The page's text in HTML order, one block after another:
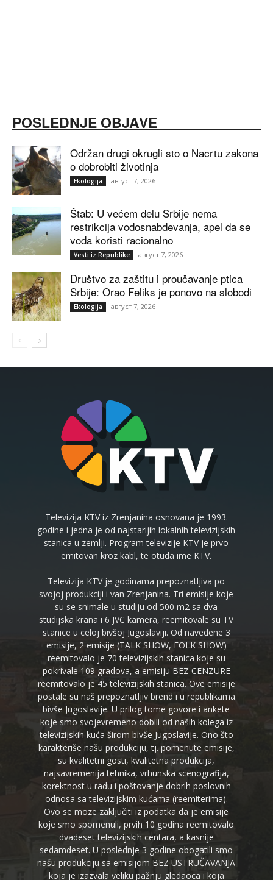
POSLEDNJE OBJAVE
Održan drugi okrugli sto o Nacrtu zakona
o dobrobiti životinja
Ekologija август 7, 2026
Štab: U većem delu Srbije nema
restrikcija vodosnabdevanja, apel da se
voda koristi racionalno
Vesti iz Republike август 7, 2026
Društvo za zaštitu i proučavanje ptica
Srbije: Orao Feliks je ponovo na slobodi
Ekologija август 7, 2026
Televizija KTV iz Zrenjanina osnovana je 1993.
godine i jedna je od najstarijih lokalnih televizijskih
stanica u zemlji. Program televizije KTV je prvo
emitovan kroz kabl, te otuda ime KTV.
Televizija KTV je godinama prepoznatljiva po
svojoj produkciji i van Zrenjanina. Tri emisije koje
su se snimale u studiju od 500 m2 sa dva
studijska krana i 6 JVC kamera, reemitovale su TV
stanice u celoj bivšoj Jugoslaviji. Od navedene 3
emisije, 2 emisije (TALK SHOW, FOLK SHOW)
reemitovalo je 70 televizijskih stanica koje su
pokrivale 109 gradova, a emisiju BEZ CENZURE
reemitovalo je 45 televizijskih stanica. Ove emisije
postale su naš prepoznatljiv brend i u republikama
bivše Jugoslavije. U prilog tome govore i ankete
koje smo svojevremeno dobili od naših kolega iz
televizijskih kuća širom bivše Jugoslavije. Ono što
karakteriše našu produkciju, tj. pomenute emisije,
su kvalitetni gosti, kvalitetna produkcija,
najsavremenija tehnika, vrhunska scenografija,
korektnost u radu i poštovanje dobrih poslovnih
odnosa sa televizijskim kućama (reemiterima).
Ovo se moze zaključiti iz podatka da je emisije
koje smo spomenuli, prvih 10 godina reemitovalo
dvadeset televizijskih centara, a kasnije
sedamdeset. U poslednje 3 godine obogatili smo
našu produkciju sa emisijom BEZ USTRUČAVANJA
koja je izazvala veliku pažnju gledaoca i koja